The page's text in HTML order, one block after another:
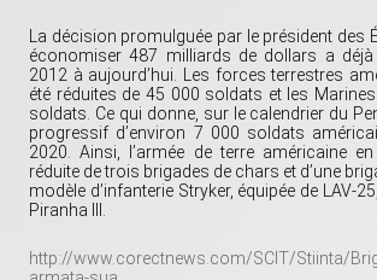
La décision promulguée par le président des
économiser 487 milliards de dollars a
2012 à aujourd’hui. Les forces terrestres
été réduites de 45 000 soldats et les
soldats. Ce qui donne, sur le calendrier du
progressif d’environ 7 000 soldats
2020. Ainsi, l’armée de terre américaine en
réduite de trois brigades de chars et d’une
modèle d’infanterie Stryker, équipée de LAV-
Piranha III.
http://www.corectnews.com/SCIT/Stiinta/